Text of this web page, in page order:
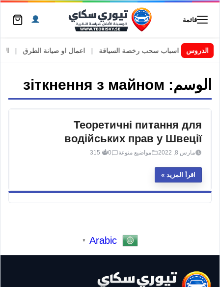
قائمة
الدروس
| اسباب سحب رخصة السياقة | اعمال او صيانة الطرق |
الوسم: зіткнення з майном
Теоретичні питання для
водійських прав у Швеції
مارس 8, 2022 مواضيع منوعة 0
315
اقرأ المزيد
Arabic
▼